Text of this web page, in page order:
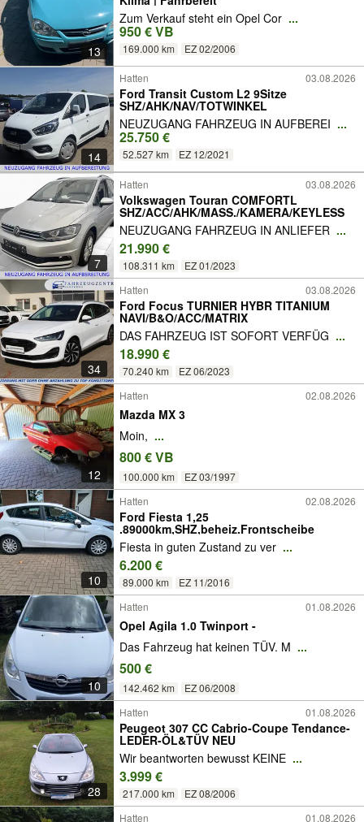
13
Zum Verkauf steht ein Opel Cor ...
950 € VB
169.000 km EZ 02/2006
14
Hatten 03.08.2026
Ford Transit Custom L2 9Sitze
SHZ/AHK/NAV/TOTWINKEL
NEUZUGANG FAHRZEUG IN AUFBEREI ...
25.750 €
52.527 km EZ 12/2021
7
Hatten 03.08.2026
Volkswagen Touran COMFORTL
SHZ/ACC/AHK/MASS./KAMERA/KEYLESS
NEUZUGANG FAHRZEUG IN ANLIEFER ...
21.990 €
108.311 km EZ 01/2023
34
Hatten 03.08.2026
Ford Focus TURNIER HYBR TITANIUM
NAVI/B&O/ACC/MATRIX
DAS FAHRZEUG IST SOFORT VERFÜG ...
18.990 €
70.240 km EZ 06/2023
12
Hatten 02.08.2026
Mazda MX 3
Moin, ...
800 € VB
100.000 km EZ 03/1997
10
Hatten 02.08.2026
Ford Fiesta 1,25
.89000km,SHZ,beheiz.Frontscheibe
Fiesta in guten Zustand zu ver ...
6.200 €
89.000 km EZ 11/2016
10
Hatten 01.08.2026
Opel Agila 1.0 Twinport -
Das Fahrzeug hat keinen TÜV. M ...
500 €
142.462 km EZ 06/2008
28
Hatten 01.08.2026
Peugeot 307 CC Cabrio-Coupe Tendance-
LEDER-ÖL&TÜV NEU
Wir beantworten bewusst KEINE ...
3.999 €
217.000 km
EZ 08/2006
Hatten
01.08.2026